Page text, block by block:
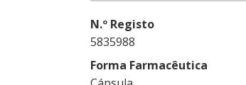
N.º Registo
5835988
Forma Farmacêutica